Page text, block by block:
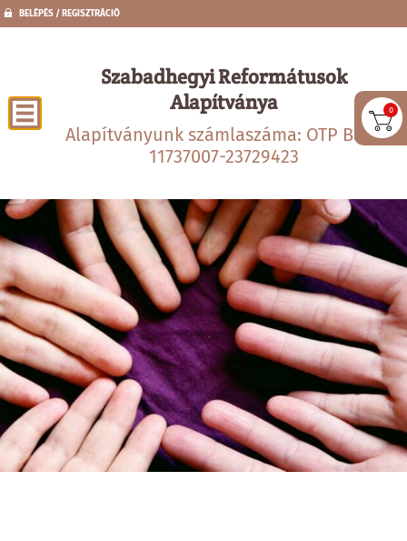
BELÉPÉS / REGISZTRÁCIÓ
0
Szabadhegyi Reformátusok
Alapítványa
Alapítványunk számlaszáma: OTP Bank
11737007-23729423